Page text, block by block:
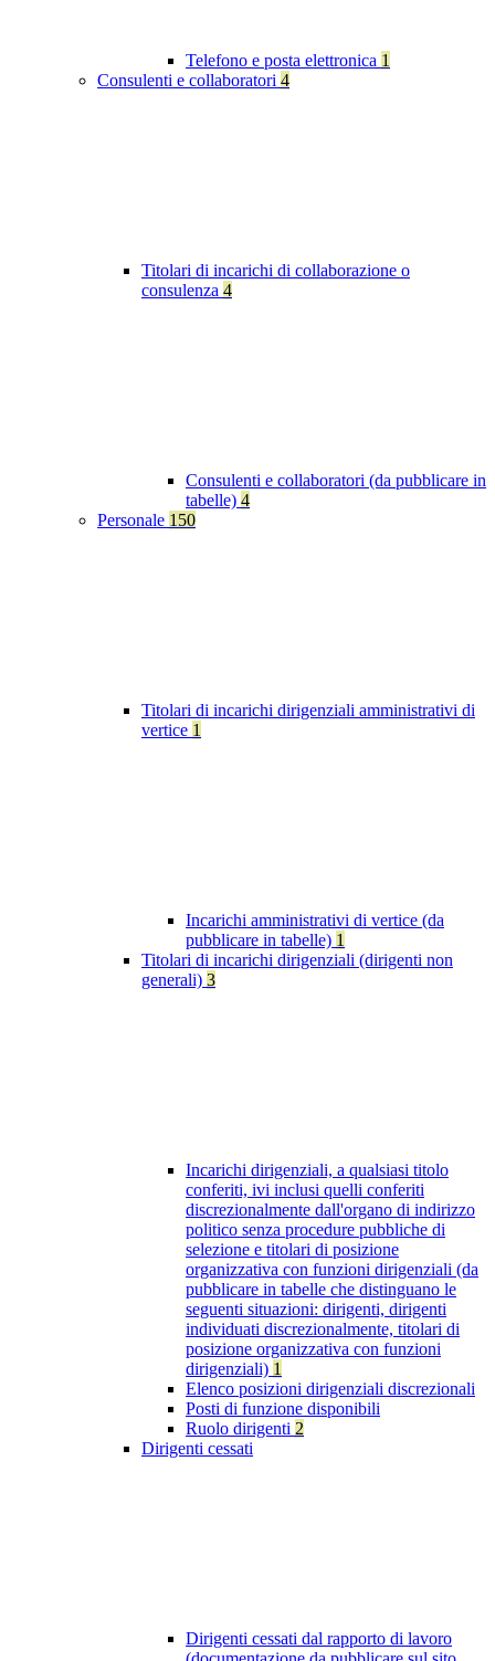
Telefono e posta elettronica 1
Consulenti e collaboratori 4
Titolari di incarichi di collaborazione o
consulenza 4
Consulenti e collaboratori (da pubblicare in
tabelle) 4
Personale 150
Titolari di incarichi dirigenziali amministrativi di
vertice 1
Incarichi amministrativi di vertice (da
pubblicare in tabelle) 1
Titolari di incarichi dirigenziali (dirigenti non
generali) 3
Incarichi dirigenziali, a qualsiasi titolo
conferiti, ivi inclusi quelli conferiti
discrezionalmente dall'organo di indirizzo
politico senza procedure pubbliche di
selezione e titolari di posizione
organizzativa con funzioni dirigenziali (da
pubblicare in tabelle che distinguano le
seguenti situazioni: dirigenti, dirigenti
individuati discrezionalmente, titolari di
posizione organizzativa con funzioni
dirigenziali) 1
Elenco posizioni dirigenziali discrezionali
Posti di funzione disponibili
Ruolo dirigenti 2
Dirigenti cessati
Dirigenti cessati dal rapporto di lavoro